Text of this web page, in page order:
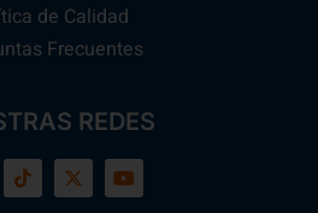
de Calidad
Frecuentes
REDES